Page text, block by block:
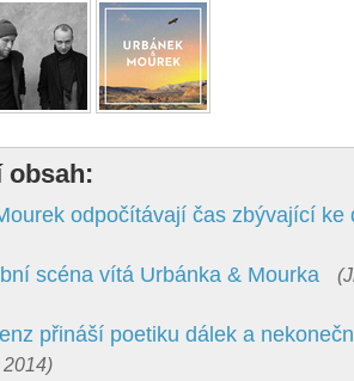
obsah:
odpočítávají čas zbývající ke
scéna vítá Urbánka & Mourka
přináší poetiku dálek a